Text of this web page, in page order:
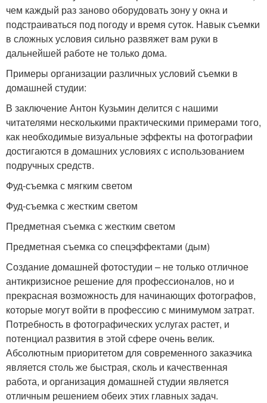
чем каждый раз заново оборудовать зону у окна и
подстраиваться под погоду и время суток. Навык съемки
в сложных условия сильно развяжет вам руки в
дальнейшей работе не только дома.
Примеры организации различных условий съемки в
домашней студии:
В заключение Антон Кузьмин делится с нашими
читателями несколькими практическими примерами того,
как необходимые визуальные эффекты на фотографии
достигаются в домашних условиях с использованием
подручных средств.
Фуд-съемка с мягким светом
Фуд-съемка с жестким светом
Предметная съемка с жестким светом
Предметная съемка со спецэффектами (дым)
Создание домашней фотостудии – не только отличное
антикризисное решение для профессионалов, но и
прекрасная возможность для начинающих фотографов,
которые могут войти в профессию с минимумом затрат.
Потребность в фотографических услугах растет, и
потенциал развития в этой сфере очень велик.
Абсолютным приоритетом для современного заказчика
является столь же быстрая, сколь и качественная
работа, и организация домашней студии является
отличным решением обеих этих главных задач.